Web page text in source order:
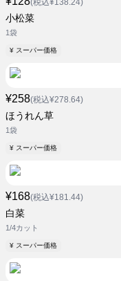
(税込¥138.24)
小松菜
1袋
¥ スーパー価格
¥258(税込¥278.64)
ほうれん草
1袋
¥ スーパー価格
¥168(税込¥181.44)
白菜
1/4カット
¥ スーパー価格